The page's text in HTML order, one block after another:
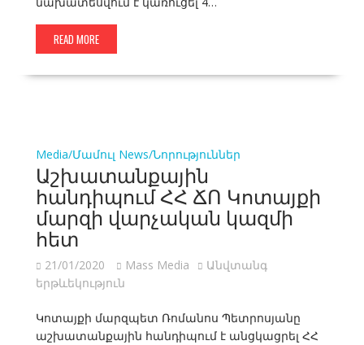
READ MORE
Media/Մամուլ News/Նորություններ
Աշխատանքային
հանդիպում ՀՀ ՃՈ Կոտայքի
մարզի վարչական կազմի
հետ
21/01/2020 Mass Media
Անվտանգ
երթևեկություն
Կոտայքի մարզպետ Ռոմանոս Պետրոսյանը
աշխատանքային հանդիպում է անցկացրել ՀՀ